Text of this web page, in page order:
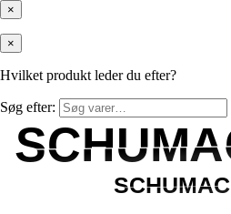
×
×
Hvilket produkt leder du efter?
Søg efter: